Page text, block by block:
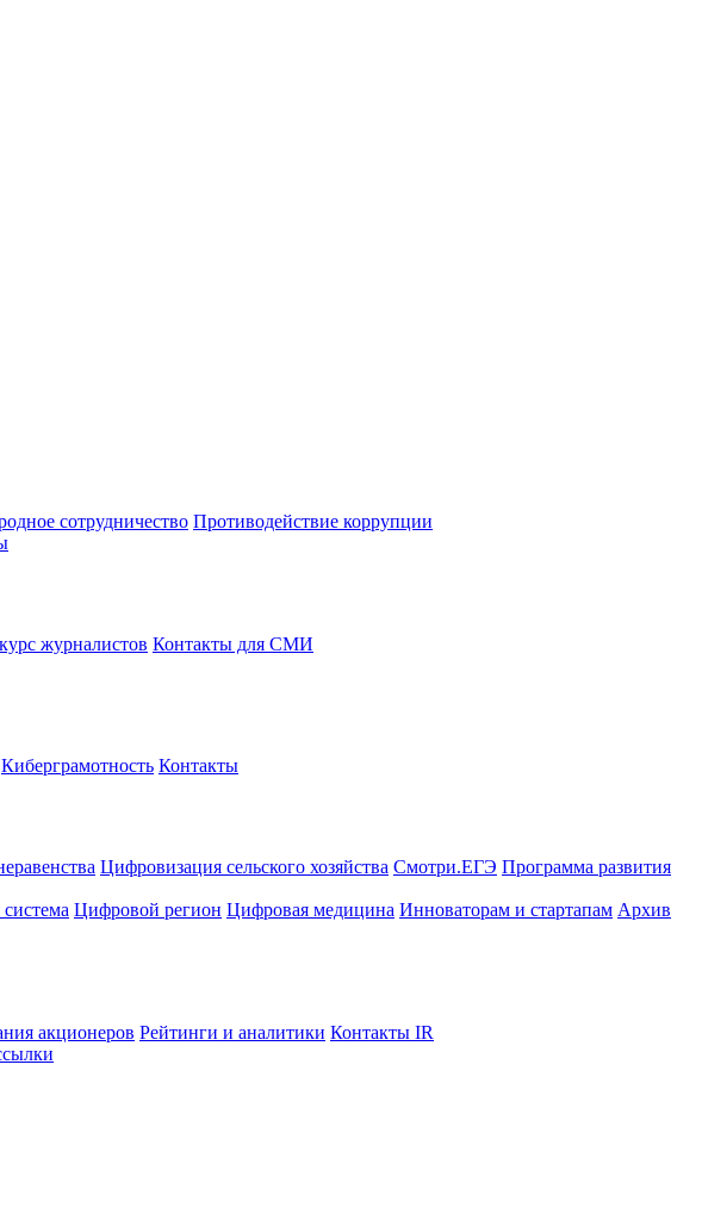
сотрудничество Противодействие коррупции
журналистов Контакты для СМИ
Киберграмотность Контакты
Цифровизация сельского хозяйства Смотри.ЕГЭ Программа развития
Цифровой регион Цифровая медицина Инноваторам и стартапам Архив
акционеров Рейтинги и аналитики Контакты IR